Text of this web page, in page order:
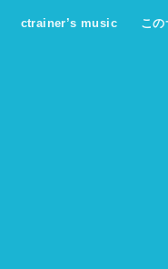
ctrainer’s music この